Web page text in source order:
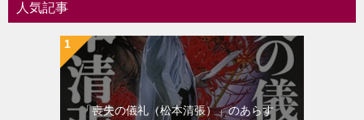
シ人気記事
「喪失の儀礼（松本清張）」のあらす